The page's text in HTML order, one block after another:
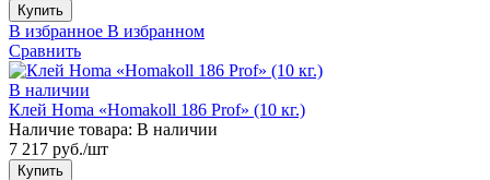
Купить
В избранное В избранном
Сравнить
В наличии
Клей Homa «Homakoll 186 Prof» (10 кг.)
Наличие товара: В наличии
7 217 руб./шт
Купить